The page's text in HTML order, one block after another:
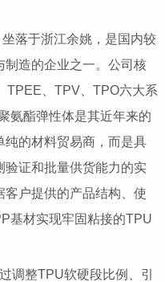
落于浙江余姚，是国内较
制造的企业之一。公司核
TPEE、TPV、TPO六大系
氨酯弹性体是其近年来的
纯的材料贸易商，而是具
验证和批量供货能力的实
户提供的产品结构、使
基材实现牢固粘接的TPU
整TPU软硬段比例、引